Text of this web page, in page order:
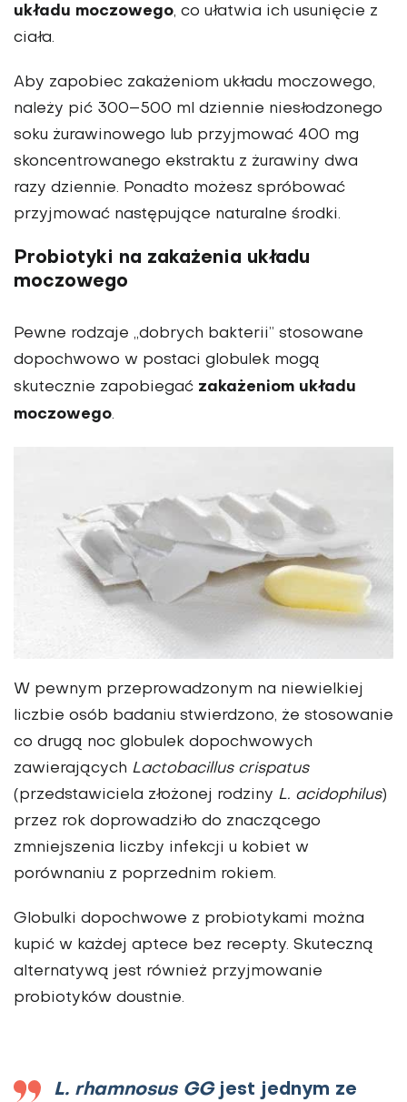
układu moczowego, co ułatwia ich usunięcie z
ciała.
Aby zapobiec zakażeniom układu moczowego,
należy pić 300–500 ml dziennie niesłodzonego
soku żurawinowego lub przyjmować 400 mg
skoncentrowanego ekstraktu z żurawiny dwa
razy dziennie. Ponadto możesz spróbować
przyjmować następujące naturalne środki.
Probiotyki na zakażenia układu
moczowego
Pewne rodzaje „dobrych bakterii” stosowane
dopochwowo w postaci globulek mogą
skutecznie zapobiegać zakażeniom układu
moczowego.
W pewnym przeprowadzonym na niewielkiej
liczbie osób badaniu stwierdzono, że stosowanie
co drugą noc globulek dopochwowych
zawierających Lactobacillus crispatus
(przedstawiciela złożonej rodziny L. acidophilus)
przez rok doprowadziło do znaczącego
zmniejszenia liczby infekcji u kobiet w
porównaniu z poprzednim rokiem.
Globulki dopochwowe z probiotykami można
kupić w każdej aptece bez recepty. Skuteczną
alternatywą jest również przyjmowanie
probiotyków doustnie.
L. rhamnosus GGjest jednym ze